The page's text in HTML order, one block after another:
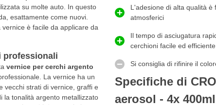
su molte auto. In questo
esattamente come nuovi.
è facile da applicare da
professionali
vernice per cerchi argento
La vernice ha un
vecchi strati di vernice, graffi e
la tonalità argento metallizzato
L'adesione di alta qualità
atmosferici
Il tempo di asciugatura
cerchioni facile ed efficiente
Si consiglia di rifinire il
Specifiche di
aerosol - 4x 400ml